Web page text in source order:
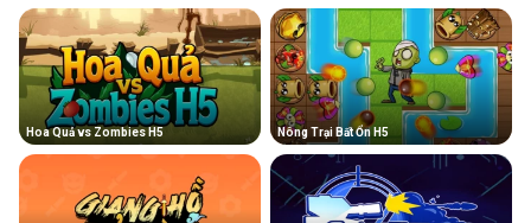
Hoa Quả vs Zombies H5 Nông Trại Bất Ổn H5